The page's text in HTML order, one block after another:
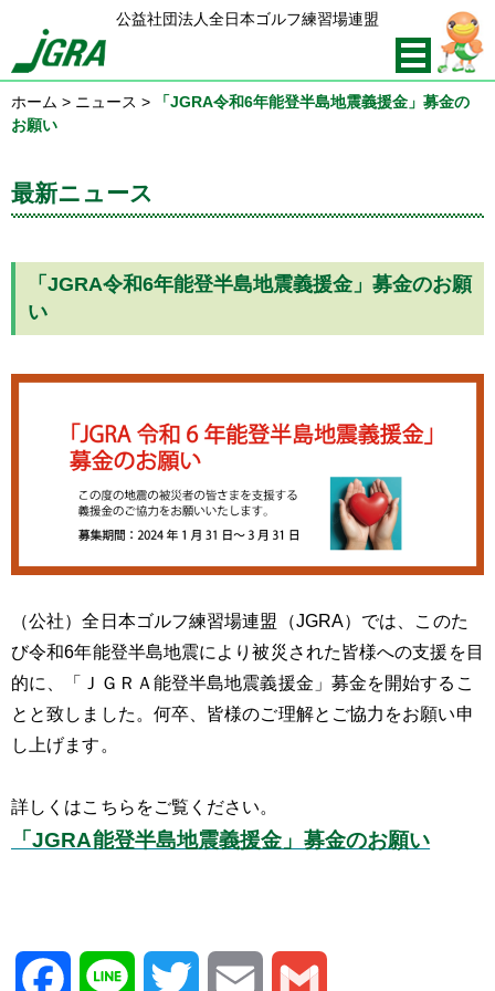
公益社団法人全日本ゴルフ練習場連盟
ホーム > ニュース >
「JGRA令和6年能登半島地震義援金」募金の
お願い
最新ニュース
「JGRA令和6年能登半島地震義援金」募金のお願
い
（公社）全日本ゴルフ練習場連盟（JGRA）では、 このた
び令和6年能登半島地震により被災された皆様への支援を目
的に、「ＪＧＲＡ能登半島地震義援金」募金を開始するこ
とと致しました。何卒、皆様のご理解とご協力をお願い申
し上げます。
詳しくはこちらをご覧ください。
「JGRA能登半島地震義援金」募金のお願い
FacebookLine Twitter Email